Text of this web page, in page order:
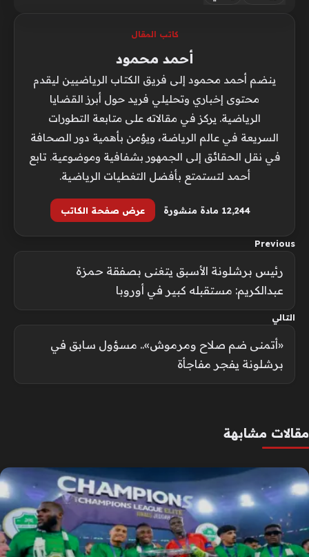
كاتب المقال
أحمد محمود
ينضم أحمد محمود إلى فريق الكتاب الرياضيين ليقدم
محتوى إخباري وتحليلي فريد حول أبرز القضايا
الرياضية. يركز في مقالاته على متابعة التطورات
السريعة في عالم الرياضة، ويؤمن بأهمية دور الصحافة
في نقل الحقائق إلى الجمهور بشفافية وموضوعية. تابع
أحمد لتستمتع بأفضل التغطيات الرياضية.
12٬244 مادة منشورة عرض صفحة الكاتب
Previous
رئيس برشلونة الأسبق يتغنى بصفقة حمزة
عبدالكريم: مستقبله كبير في أوروبا
التالي
«أتمنى ضم صلاح ومرموش».. مسؤول سابق في
برشلونة يفجر مفاجأة
مقالات مشابهة